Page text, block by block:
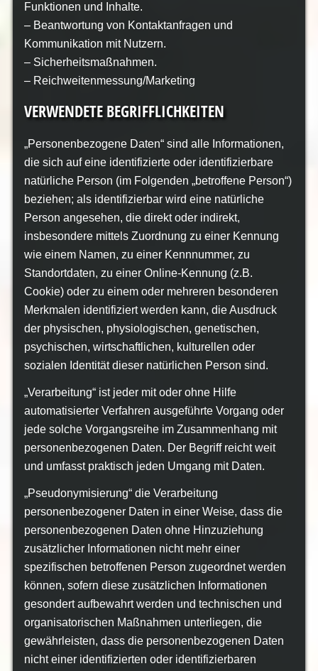
Funktionen und Inhalte.
– Beantwortung von Kontaktanfragen und
Kommunikation mit Nutzern.
– Sicherheitsmaßnahmen.
– Reichweitenmessung/Marketing
VERWENDETE BEGRIFFLICHKEITEN
„Personenbezogene Daten“ sind alle Informationen,
die sich auf eine identifizierte oder identifizierbare
natürliche Person (im Folgenden „betroffene Person“)
beziehen; als identifizierbar wird eine natürliche
Person angesehen, die direkt oder indirekt,
insbesondere mittels Zuordnung zu einer Kennung
wie einem Namen, zu einer Kennnummer, zu
Standortdaten, zu einer Online-Kennung (z.B.
Cookie) oder zu einem oder mehreren besonderen
Merkmalen identifiziert werden kann, die Ausdruck
der physischen, physiologischen, genetischen,
psychischen, wirtschaftlichen, kulturellen oder
sozialen Identität dieser natürlichen Person sind.
„Verarbeitung“ ist jeder mit oder ohne Hilfe
automatisierter Verfahren ausgeführte Vorgang oder
jede solche Vorgangsreihe im Zusammenhang mit
personenbezogenen Daten. Der Begriff reicht weit
und umfasst praktisch jeden Umgang mit Daten.
„Pseudonymisierung“ die Verarbeitung
personenbezogener Daten in einer Weise, dass die
personenbezogenen Daten ohne Hinzuziehung
zusätzlicher Informationen nicht mehr einer
spezifischen betroffenen Person zugeordnet werden
können, sofern diese zusätzlichen Informationen
gesondert aufbewahrt werden und technischen und
organisatorischen Maßnahmen unterliegen, die
gewährleisten, dass die personenbezogenen Daten
nicht einer identifizierten oder identifizierbaren